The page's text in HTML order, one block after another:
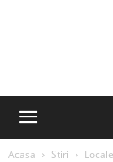
Acasa Stiri Locale